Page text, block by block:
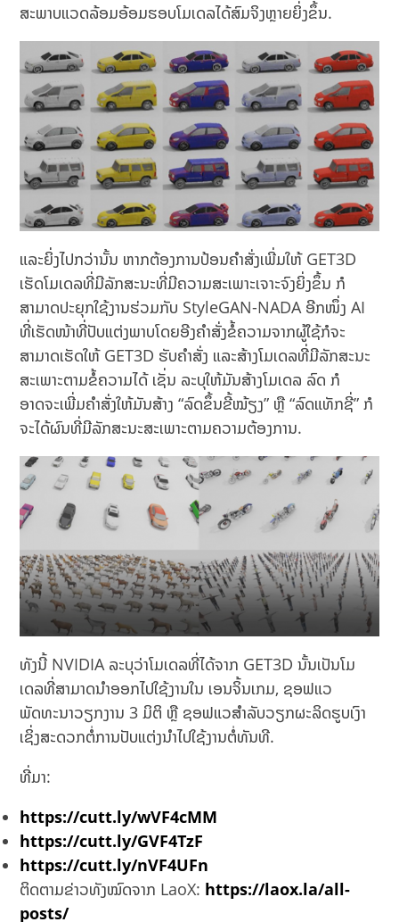
ສະພາບແວດລ້ອມອ້ອມຮອບໂມເດລໄດ້ສົມຈິງຫຼາຍຍິ່ງຂຶ້ນ.
ແລະຍິ່ງໄປກວ່ານັ້ນ ຫາກຕ້ອງການປ້ອນຄໍາສັ່ງເພີ່ມໃຫ້ GET3D
ເຮັດໂມເດລທີ່ມີລັກສະນະທີ່ມີຄວາມສະເພາະເຈາະຈົງຍິ່ງຂຶ້ນ ກໍ
ສາມາດປະຍຸກໃຊ້ງານຮ່ວມກັບ StyleGAN-NADA ອີກໜຶ່ງ AI
ທີ່ເຮັດໜ້າທີ່ປັບແຕ່ງພາບໂດຍອີງຄໍາສັ່ງຂໍ້ຄວາມຈາກຜູ້ໃຊ້ກໍຈະ
ສາມາດເຮັດໃຫ້ GET3D ຮັບຄໍາສັ່ງ ແລະສ້າງໂມເດລທີ່ມີລັກສະນະ
ສະເພາະຕາມຂໍ້ຄວາມໄດ້ ເຊັ່ນ ລະບຸໃຫ້ມັນສ້າງໂມເດລ ລົດ ກໍ
ອາດຈະເພີ່ມຄໍາສັ່ງໃຫ້ມັນສ້າງ “ລົດຂຶ້ນຂີ້ໝ້ຽງ” ຫຼື “ລົດແທັກຊີ່” ກໍ
ຈະໄດ້ຜົນທີ່ມີລັກສະນະສະເພາະຕາມຄວາມຕ້ອງການ.
ທັງນີ້ NVIDIA ລະບຸວ່າໂມເດລທີ່ໄດ້ຈາກ GET3D ນັ້ນເປັນໂມ
ເດລທີ່ສາມາດນຳອອກໄປໃຊ້ງານໃນ ເອນຈິ້ນເກມ, ຊອຟແວ
ພັດທະນາວຽກງານ 3 ມິຕິ ຫຼື ຊອຟແວສຳລັບວຽກຜະລິດຮູບເງົາ
ເຊິ່ງສະດວກຕໍ່ການປັບແຕ່ງນຳໄປໃຊ້ງານຕໍ່ທັນທີ.
ທີ່ມາ:
https://cutt.ly/wVF4cMM
https://cutt.ly/GVF4TzF
https://cutt.ly/nVF4UFn
ຕິດຕາມຂ່າວທັງໝົດຈາກ LaoX: https://laox.la/all-
posts/